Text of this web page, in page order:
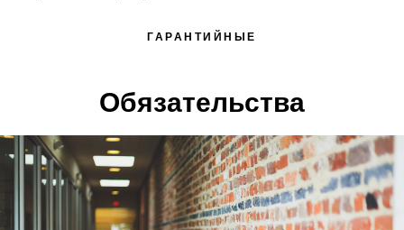
ГАРАНТИЙНЫЕ
Обязательства